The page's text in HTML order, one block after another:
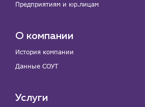
Предприятиям и юр.лицам
О компании
История компании
Данные СОУТ
Услуги